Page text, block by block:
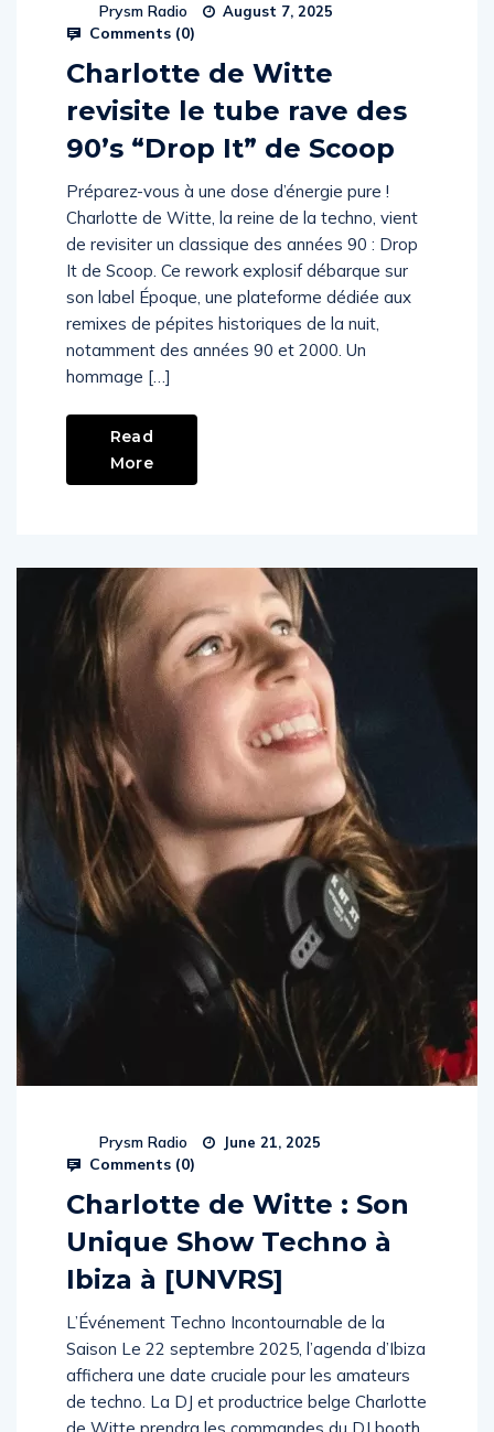
Prysm Radio August 7, 2025
Comments (0)
Charlotte de Witte
revisite le tube rave des
90’s “Drop It” de Scoop
Préparez-vous à une dose d’énergie pure !
Charlotte de Witte, la reine de la techno, vient
de revisiter un classique des années 90 : Drop
It de Scoop. Ce rework explosif débarque sur
son label Époque, une plateforme dédiée aux
remixes de pépites historiques de la nuit,
notamment des années 90 et 2000. Un
hommage […]
Read
More
Prysm Radio June 21, 2025
Comments (0)
Charlotte de Witte : Son
Unique Show Techno à
Ibiza à [UNVRS]
L’Événement Techno Incontournable de la
Saison Le 22 septembre 2025, l’agenda d’Ibiza
affichera une date cruciale pour les amateurs
de techno. La DJ et productrice belge Charlotte